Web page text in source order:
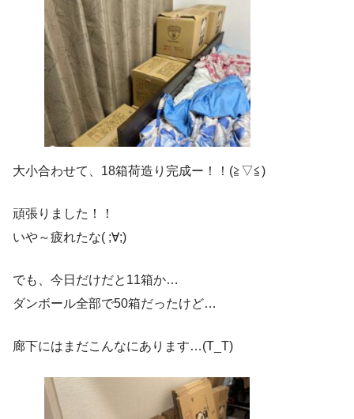
大小合わせて、18箱荷造り完成ー！！(≧▽≦)
頑張りました！！
いや～疲れたな( ;∀;)
でも、今日だけだと11箱か…
ダンボール全部で50箱だったけど…
廊下にはまだこんなにあります…(T_T)